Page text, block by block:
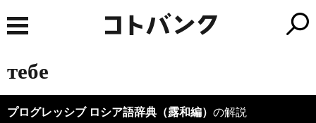
тебе
プログレッシブ ロシア語辞典（露和編） の解説